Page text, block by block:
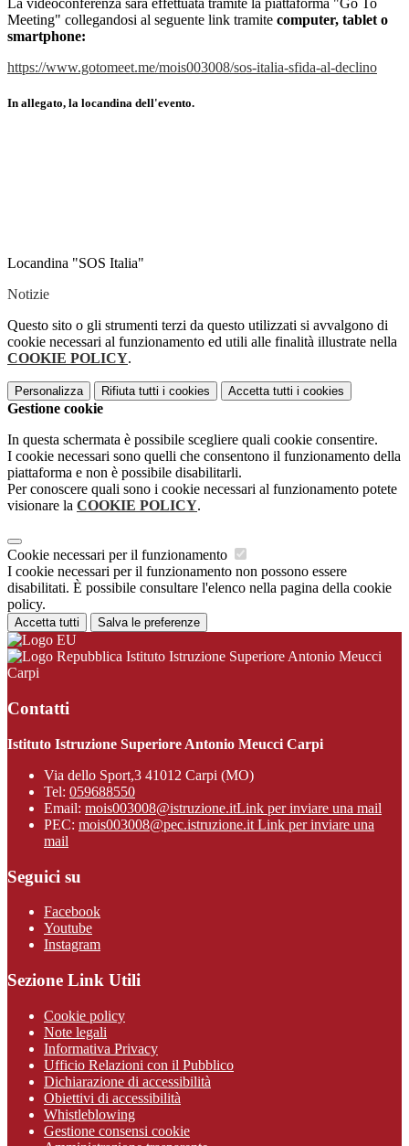
La videoconferenza sarà effettuata tramite la piattaforma "Go To
Meeting" collegandosi al seguente link tramite computer, tablet o
smartphone:
https://www.gotomeet.me/mois003008/sos-italia-sfida-al-declino
In allegato, la locandina dell'evento.
Locandina "SOS Italia"
Notizie
Questo sito o gli strumenti terzi da questo utilizzati si avvalgono di
cookie necessari al funzionamento ed utili alle finalità illustrate nella
COOKIE POLICY.
Personalizza Rifiuta tutti i cookies Accetta tutti i cookies
Gestione cookie
In questa schermata è possibile scegliere quali cookie consentire.
I cookie necessari sono quelli che consentono il funzionamento della
piattaforma e non è possibile disabilitarli.
Per conoscere quali sono i cookie necessari al funzionamento potete
visionare la COOKIE POLICY.
Cookie necessari per il funzionamento
I cookie necessari per il funzionamento non possono essere
disabilitati. È possibile consultare l'elenco nella pagina della cookie
policy.
Accetta tutti Salva le preferenze
Istituto Istruzione Superiore Antonio Meucci
Carpi
Contatti
Istituto Istruzione Superiore Antonio Meucci Carpi
Via dello Sport,3 41012 Carpi (MO)
Tel: 059688550
Email: mois003008@istruzione.itLink per inviare una mail
PEC: mois003008@pec.istruzione.it Link per inviare una
mail
Seguici su
Facebook
Youtube
Instagram
Sezione Link Utili
Cookie policy
Note legali
Informativa Privacy
Ufficio Relazioni con il Pubblico
Dichiarazione di accessibilità
Obiettivi di accessibilità
Whistleblowing
Gestione consensi cookie